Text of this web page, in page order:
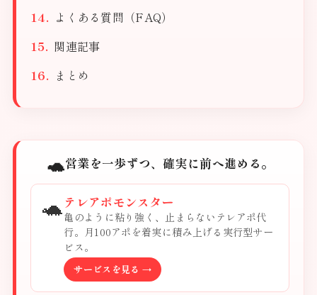
よくある質問（FAQ）
関連記事
まとめ
🐢営業を一歩ずつ、確実に前へ進める。
🐢 テレアポモンスター
亀のように粘り強く、止まらないテレアポ代
行。月100アポを着実に積み上げる実行型サー
ビス。
サービスを見る →